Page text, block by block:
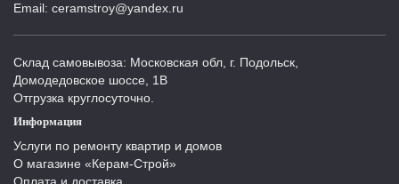
Email: ceramstroy@yandex.ru
Склад самовывоза: Московская обл, г. Подольск,
Домодедовское шоссе, 1В
Отгрузка круглосуточно.
Информация
Услуги по ремонту квартир и домов
О магазине «Керам-Строй»